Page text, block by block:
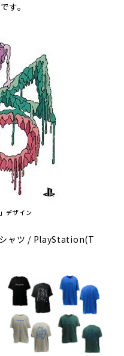
す。
デザイン
ャツ / PlayStation(T